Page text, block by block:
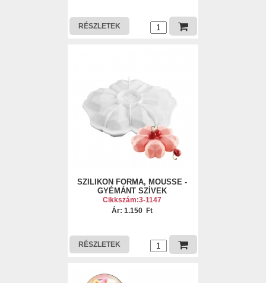
RÉSZLETEK
SZILIKON FORMA, MOUSSE -
GYÉMÁNT SZÍVEK
Cikkszám:3-1147
Ár: 1.150 Ft
RÉSZLETEK